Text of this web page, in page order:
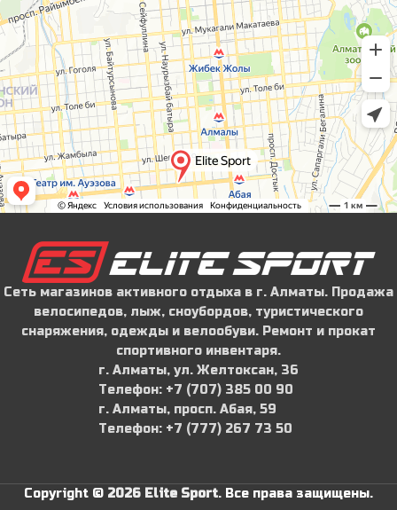
Сеть магазинов активного отдыха в г. Алматы. Продажа
велосипедов, лыж, сноубордов, туристического
снаряжения, одежды и велообуви. Ремонт и прокат
спортивного инвентаря.
г. Алматы, ул. Желтоксан, 36
Телефон: ‪+7 (707) 385 00 90‬
г. Алматы, просп. Абая, 59
Телефон: ‪+7 (777) 267 73 50
Copyright © 2026 Elite Sport. Все права защищены.